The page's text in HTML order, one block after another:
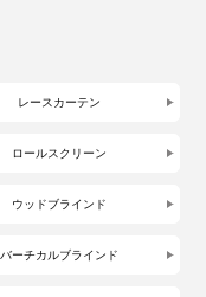
レースカーテン
ロールスクリーン
ウッドブラインド
バーチカルブラインド